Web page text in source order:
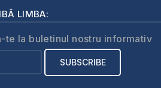
LIMBA:
te la buletinul nostru informativ